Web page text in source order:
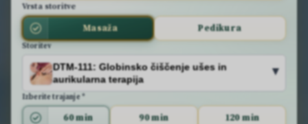
Vrsta storitve
Masaža Pedikura
Storitev
DTM-111: Globinsko čiščenje ušes in
aurikularna terapija
▾
Izberite trajanje *
60 min 90 min 120 min